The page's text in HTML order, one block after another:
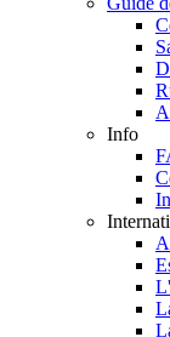
Info